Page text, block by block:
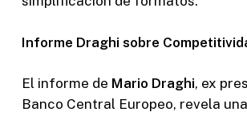
Informe Draghi sobre
El informe de Mario Draghi, ex
Banco Central Europeo, revela